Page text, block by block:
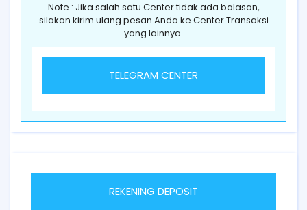
Note : Jika salah satu Center tidak ada balasan,
silakan kirim ulang pesan Anda ke Center Transaksi
yang lainnya.
TELEGRAM CENTER
REKENING DEPOSIT